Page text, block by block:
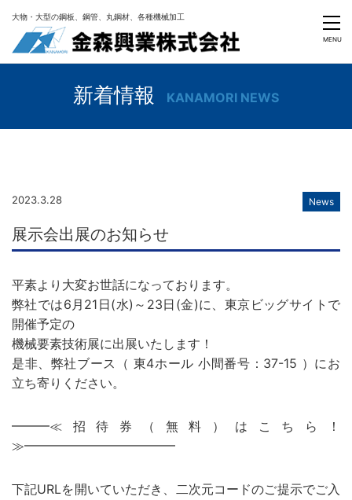
大物・大型の鋼板、鋼管、丸鋼材、各種機械加工
MENU
新着情報 KANAMORI NEWS
2023.3.28 News
展示会出展のお知らせ
平素より大変お世話になっております。
弊社では6月21日(水)～23日(金)に、東京ビッグサイトで
開催予定の
機械要素技術展に出展いたします！
是非、弊社ブース（ 東4ホール 小間番号：37-15 ）にお
立ち寄りください。
━━━≪招待券（無料）はこちら！
≫━━━━━━━━━━━━
下記URLを開いていただき、二次元コードのご提示でご入